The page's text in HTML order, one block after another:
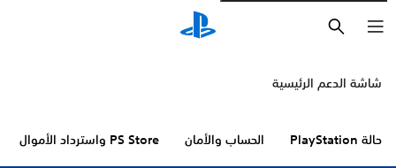
شاشة الدعم الرئيسية
حالة PlayStation الحساب والأمان PS Store واسترداد الأموال